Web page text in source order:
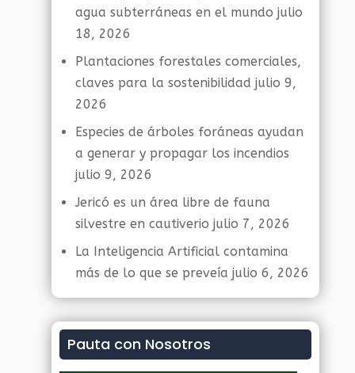
agua subterráneas en el mundo julio
18, 2026
Plantaciones forestales comerciales,
claves para la sostenibilidad julio 9,
2026
Especies de árboles foráneas ayudan
a generar y propagar los incendios
julio 9, 2026
Jericó es un área libre de fauna
silvestre en cautiverio julio 7, 2026
La Inteligencia Artificial contamina
más de lo que se preveía julio 6, 2026
Pauta con Nosotros